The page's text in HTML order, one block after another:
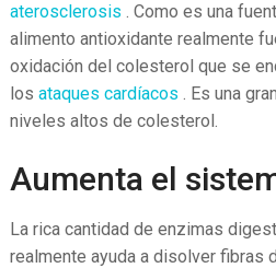
aterosclerosis . Como es una
alimento antioxidante realmente
oxidación del colesterol que se
los ataques cardíacos . Es una
niveles altos de colesterol.
Aumenta el
La rica cantidad de enzimas
realmente ayuda a disolver fibras